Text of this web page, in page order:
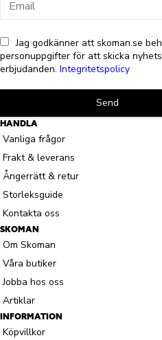
Jag godkänner att skoman.se
personuppgifter för att skicka
erbjudanden. Integritetspolicy
Send
HANDLA
Vanliga frågor
Frakt & leverans
Ångerrätt & retur
Storleksguide
Kontakta oss
SKOMAN
Om Skoman
Våra butiker
Jobba hos oss
Artiklar
INFORMATION
Köpvillkor